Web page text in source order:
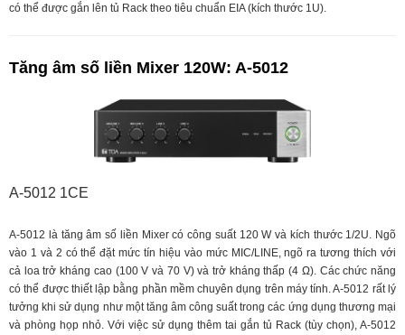
có thể được gắn lên tủ Rack theo tiêu chuẩn EIA (kích thước 1U).
Tăng âm số liền Mixer 120W: A-5012
A-5012 1CE
A-5012 là tăng âm số liền Mixer có công suất 120 W và kích thước 1/2U. Ngõ
vào 1 và 2 có thể đặt mức tín hiệu vào mức MIC/LINE, ngõ ra tương thích với
cả loa trở kháng cao (100 V và 70 V) và trở kháng thấp (4 Ω). Các chức năng
có thể được thiết lập bằng phần mềm chuyên dụng trên máy tính. A-5012 rất lý
tưởng khi sử dụng như một tăng âm công suất trong các ứng dụng thương mại
và phòng họp nhỏ. Với việc sử dụng thêm tai gắn tủ Rack (tùy chọn), A-5012